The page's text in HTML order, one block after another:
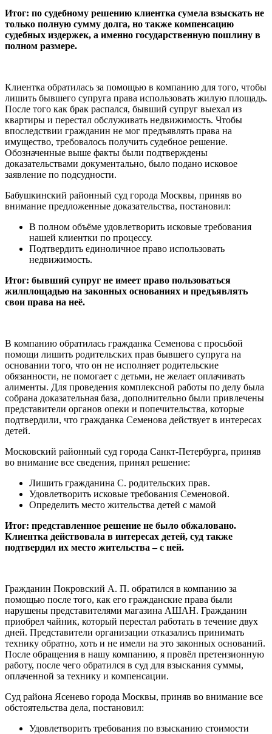
Итог: по судебному решению клиентка сумела взыскать не
только полную сумму долга, но также компенсацию
судебных издержек, а именно государственную пошлину в
полном размере.
Клиентка обратилась за помощью в компанию для того, чтобы
лишить бывшего супруга права использовать жилую площадь.
После того как брак распался, бывший супруг выехал из
квартиры и перестал обслуживать недвижимость. Чтобы
впоследствии гражданин не мог предъявлять права на
имущество, требовалось получить судебное решение.
Обозначенные выше факты были подтверждены
доказательствами документально, было подано исковое
заявление по подсудности.
Бабушкинский районный суд города Москвы, приняв во
внимание предложенные доказательства, постановил:
В полном объёме удовлетворить исковые требования
нашей клиентки по процессу.
Подтвердить единоличное право использовать
недвижимость.
Итог: бывший супруг не имеет право пользоваться
жилплощадью на законных основаниях и предъявлять
свои права на неё.
В компанию обратилась гражданка Семенова с просьбой
помощи лишить родительских прав бывшего супруга на
основании того, что он не исполняет родительские
обязанности, не помогает с детьми, не желает оплачивать
алименты. Для проведения комплексной работы по делу была
собрана доказательная база, дополнительно были привлечены
представители органов опеки и попечительства, которые
подтвердили, что гражданка Семенова действует в интересах
детей.
Московский районный суд города Санкт-Петербурга, приняв
во внимание все сведения, принял решение:
Лишить гражданина С. родительских прав.
Удовлетворить исковые требования Семеновой.
Определить место жительства детей с мамой
Итог: представленное решение не было обжаловано.
Клиентка действовала в интересах детей, суд также
подтвердил их место жительства – с ней.
Гражданин Покровский А. П. обратился в компанию за
помощью после того, как его гражданские права были
нарушены представителями магазина АШАН. Гражданин
приобрел чайник, который перестал работать в течение двух
дней. Представители организации отказались принимать
технику обратно, хоть и не имели на это законных оснований.
После обращения в нашу компанию, я провёл претензионную
работу, после чего обратился в суд для взыскания суммы,
оплаченной за технику и компенсации.
Суд района Ясенево города Москвы, приняв во внимание все
обстоятельства дела, постановил:
Удовлетворить требования по взысканию стоимости